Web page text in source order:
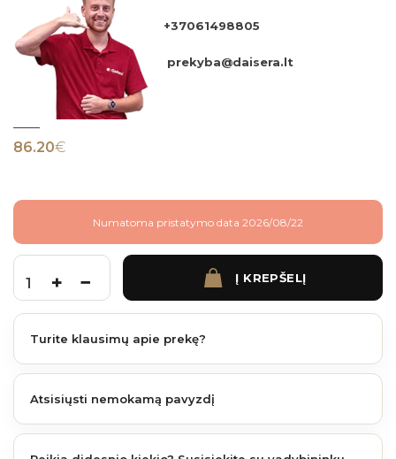
+37061498805
prekyba@daisera.lt
86.20€
Numatoma pristatymo data 2026/08/22
produkto kiekis: BRUGGAN ELEGANT TERASOS LAIPTELIS 320*25*3000 mm
Į KREPŠELĮ
Turite klausimų apie prekę?
Atsisiųsti nemokamą pavyzdį